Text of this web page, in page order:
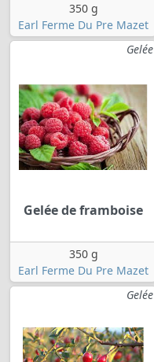
350 g
Earl Ferme Du Pre Mazet
Gelée
Gelée de framboise
350 g
Earl Ferme Du Pre Mazet
Gelée